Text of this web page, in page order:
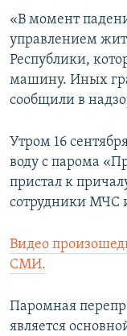
«В момент
управлением
Республики,
машину. Иных
сообщили в
Утром 16
воду с парома
пристал к
сотрудники МЧС
Видео
СМИ.
Паромная
является